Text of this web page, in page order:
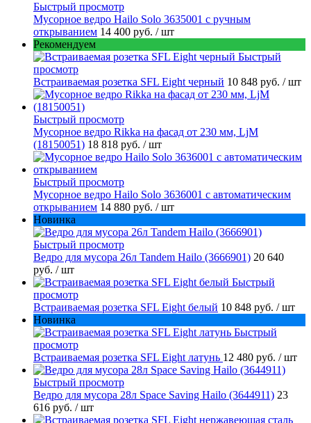
Быстрый просмотр
Мусорное ведро Hailo Solo 3635001 c ручным
открыванием 14 400 руб. / шт
Рекомендуем
Быстрый
просмотр
Встраиваемая розетка SFL Eight черный 10 848 руб. / шт
Быстрый просмотр
Мусорное ведро Rikka на фасад от 230 мм, LjM
(18150051) 18 818 руб. / шт
Быстрый просмотр
Мусорное ведро Hailo Solo 3636001 с автоматическим
открыванием 14 880 руб. / шт
Новинка
Быстрый просмотр
Ведро для мусора 26л Tandem Hailo (3666901) 20 640
руб. / шт
Быстрый
просмотр
Встраиваемая розетка SFL Eight белый 10 848 руб. / шт
Новинка
Быстрый
просмотр
Встраиваемая розетка SFL Eight латунь 12 480 руб. / шт
Быстрый просмотр
Ведро для мусора 28л Space Saving Hailo (3644911) 23
616 руб. / шт